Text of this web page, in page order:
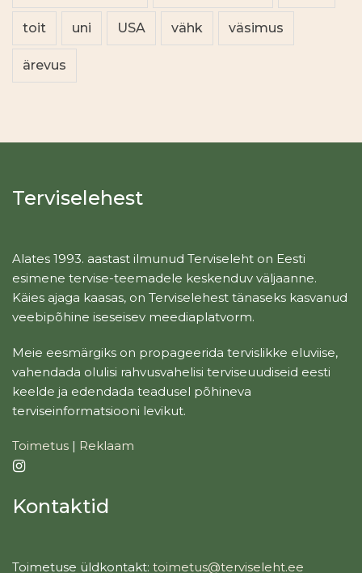
toit uni USA vähk väsimus
ärevus
Terviselehest
Alates 1993. aastast ilmunud Terviseleht on Eesti
esimene tervise-teemadele keskenduv väljaanne.
Käies ajaga kaasas, on Terviselehest tänaseks kasvanud
veebipõhine iseseisev meediaplatvorm.
Meie eesmärgiks on propageerida tervislikke eluviise,
vahendada olulisi rahvusvahelisi terviseuudiseid eesti
keelde ja edendada teadusel põhineva
terviseinformatsiooni levikut.
Toimetus | Reklaam
Kontaktid
Toimetuse üldkontakt: toimetus@terviseleht.ee